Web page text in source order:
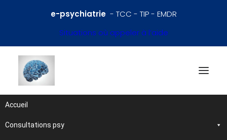
e-psychiatrie- TCC - TIP - EMDR
Situations où appeler à l’aide
Accueil
Consultations psy